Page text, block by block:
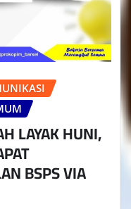
LAYAK HUNI,
BSPS VIA